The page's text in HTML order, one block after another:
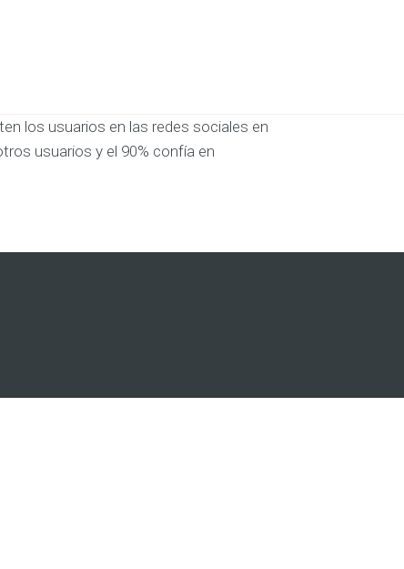
los usuarios en las redes sociales en
usuarios y el 90% confía en